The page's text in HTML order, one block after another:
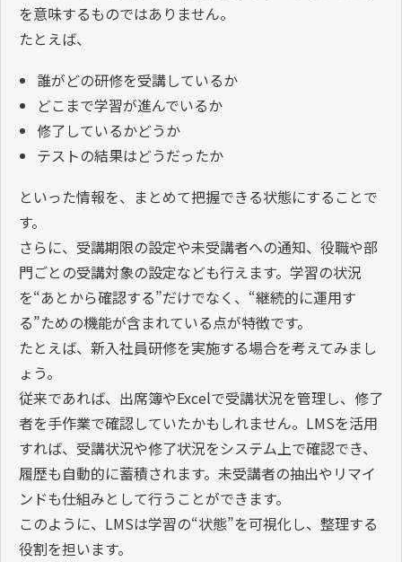
を意味するものではありません。
たとえば、
誰がどの研修を受講しているか
どこまで学習が進んでいるか
修了しているかどうか
テストの結果はどうだったか
といった情報を、まとめて把握できる状態にすることで
す。
さらに、受講期限の設定や未受講者への通知、役職や部
門ごとの受講対象の設定なども行えます。学習の状況
を“あとから確認する”だけでなく、“継続的に運用す
る”ための機能が含まれている点が特徴です。
たとえば、新入社員研修を実施する場合を考えてみまし
ょう。
従来であれば、出席簿やExcelで受講状況を管理し、修了
者を手作業で確認していたかもしれません。LMSを活用
すれば、受講状況や修了状況をシステム上で確認でき、
履歴も自動的に蓄積されます。未受講者の抽出やリマイ
ンドも仕組みとして行うことができます。
このように、LMSは学習の“状態”を可視化し、整理する
役割を担います。